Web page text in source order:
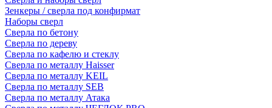
Зенкеры / сверла под конфирмат
Наборы сверл
Сверла по бетону
Сверла по дереву
Сверла по кафелю и стеклу
Сверла по металлу Haisser
Сверла по металлу KEIL
Сверла по металлу SEB
Сверла по металлу Атака